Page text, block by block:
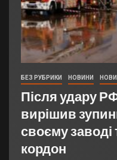
БЕЗ РУБРИКИ НОВИНИ
Після удару
вирішив
своєму заводі
кордон